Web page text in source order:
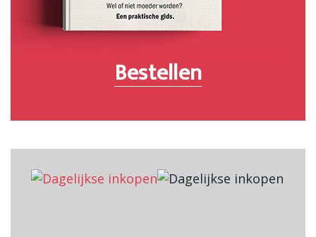
Bestellen